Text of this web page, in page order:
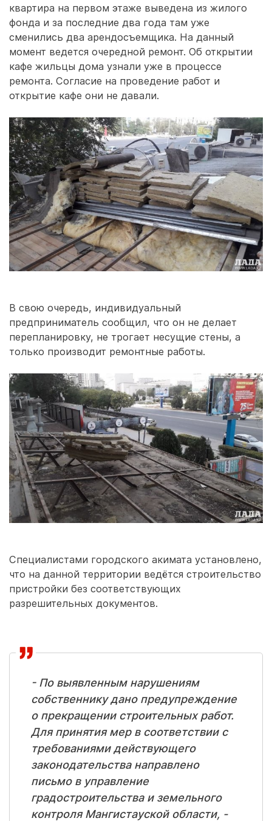
квартира на первом этаже выведена из жилого
фонда и за последние два года там уже
сменились два арендосъемщика. На данный
момент ведется очередной ремонт. Об открытии
кафе жильцы дома узнали уже в процессе
ремонта. Согласие на проведение работ и
открытие кафе они не давали.
В свою очередь, индивидуальный
предприниматель сообщил, что он не делает
перепланировку, не трогает несущие стены, а
только производит ремонтные работы.
Специалистами городского акимата установлено,
что на данной территории ведётся строительство
пристройки без соответствующих
разрешительных документов.
- По выявленным нарушениям
собственнику дано предупреждение
о прекращении строительных работ.
Для принятия мер в соответствии с
требованиями действующего
законодательства направлено
письмо в управление
градостроительства и земельного
контроля Мангистауской области, -